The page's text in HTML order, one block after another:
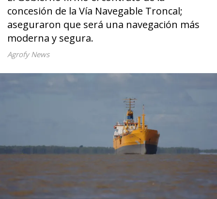
concesión de la Vía Navegable Troncal;
aseguraron que será una navegación más
moderna y segura.
Agrofy News